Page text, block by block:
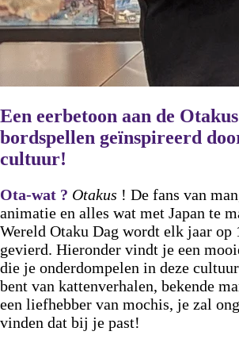
Een eerbetoon aan de
bordspellen geïnspireerd
cultuur!
Ota-wat ? Otakus ! De fans van
animatie en alles wat met Japan te
Wereld Otaku Dag wordt elk jaar op
gevierd. Hieronder vindt je een
die je onderdompelen in deze
bent van kattenverhalen, bekende
een liefhebber van mochis, je zal
vinden dat bij je past!